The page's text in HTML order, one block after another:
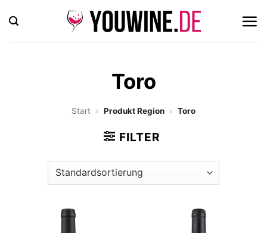
Inhalt
springen
Toro
Start » Produkt Region » Toro
FILTER